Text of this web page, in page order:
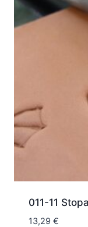
011-11
13,29 €